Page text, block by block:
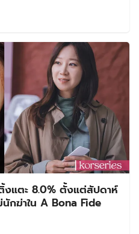
งแตะ 8.0% ตั้งแต่สัปดาห์
กฆ่าใน A Bona Fide